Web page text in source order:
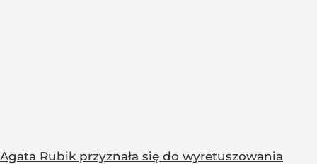
Agata Rubik przyznała się do wyretuszowania